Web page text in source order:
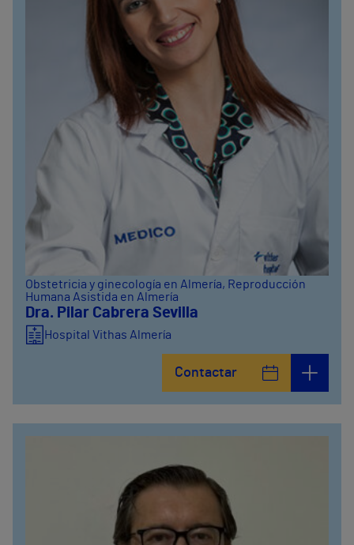
Obstetricia y ginecología en Almería, Reproducción
Humana Asistida en Almería
Dra. Pilar Cabrera Sevilla
Hospital Vithas Almería
Contactar